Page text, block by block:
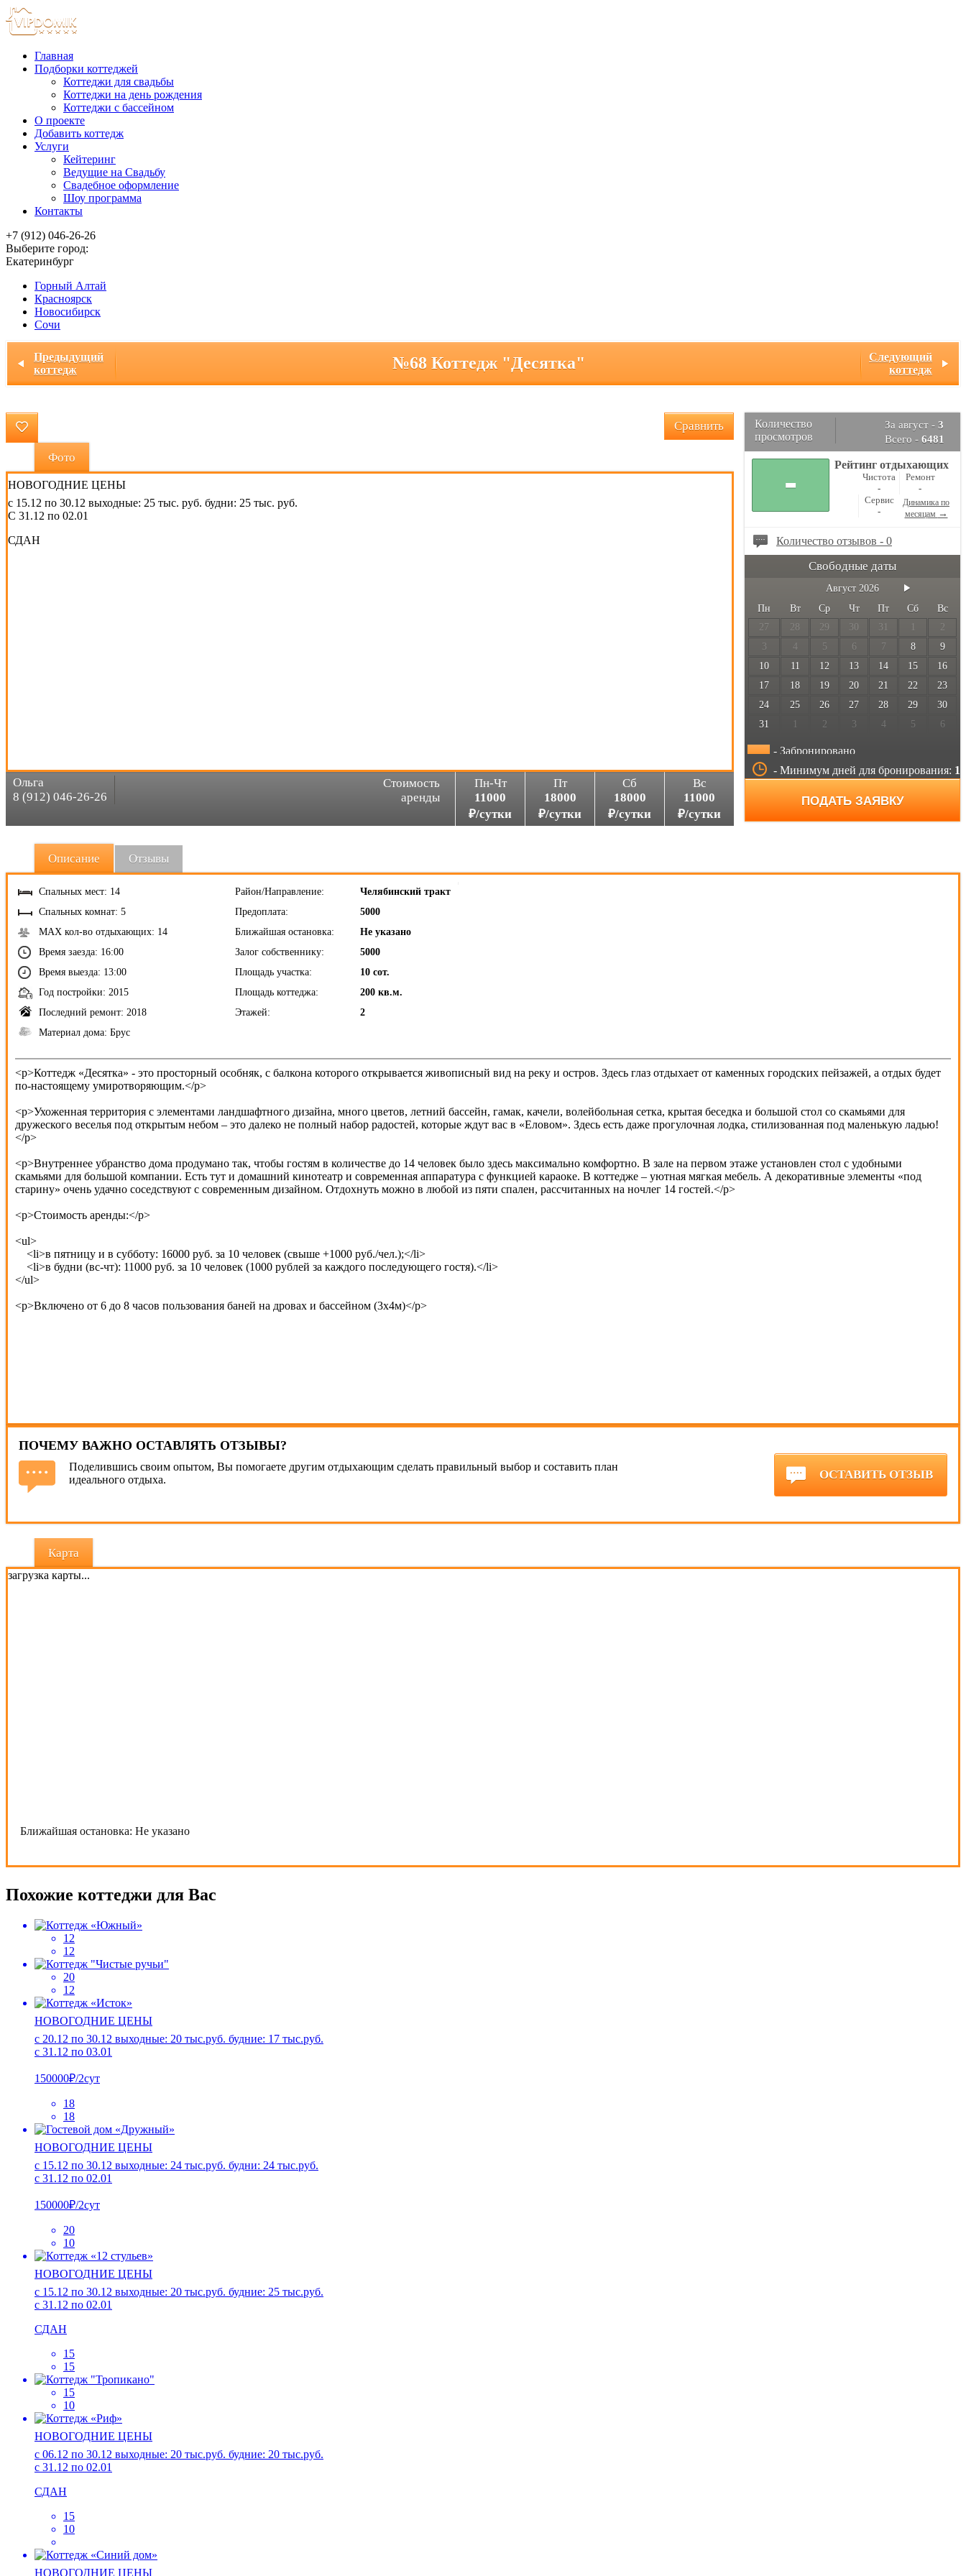
Главная
Подборки коттеджей
Коттеджи для свадьбы
Коттеджи на день рождения
Коттеджи с бассейном
О проекте
Добавить коттедж
Услуги
Кейтеринг
Ведущие на Свадьбу
Свадебное оформление
Шоу программа
Контакты
+7 (912) 046-26-26
Выберите город:
Екатеринбург
Горный Алтай
Красноярск
Новосибирск
Сочи
Предыдущий
коттедж
Следующий
коттедж
№68 Коттедж "Десятка"
Количество
просмотров
За август - 3
Всего - 6481
- Рейтинг отдыхающих
Чистота
-
Ремонт
-
Сервис
-
Динамика по
месяцам →
Количество отзывов - 0
Свободные даты
Август 2026
Пн
Вт Ср Чт Пт Сб
Вс
27
28 29 30 31
2
3
4 5 6 7 8
9
10
11 12 13 14 15
16
17
18 19 20 21 22
23
24
25 26 27 28 29
30
31
2 3 4 5 6
- Забронировано
- Минимум дней для бронирования: 1
ПОДАТЬ ЗАЯВКУ
Сравнить
Фото
НОВОГОДНИЕ ЦЕНЫ
с 15.12 по 30.12 выходные: 25 тыс. руб. будни: 25 тыс. руб.
С 31.12 по 02.01
СДАН
Ольга
8 (912) 046-26-26
Стоимость
аренды
Пн-Чт
11000
₽/сутки
Пт
18000
₽/сутки
Сб
18000
₽/сутки
Вс
11000
₽/сутки
Описание Отзывы
Спальных мест: 14
Спальных комнат: 5
MAX кол-во отдыхающих: 14
Время заезда: 16:00
Время выезда: 13:00
Год постройки: 2015
Последний ремонт: 2018
Материал дома: Брус
Район/Направление:
Челябинский тракт
Предоплата:
5000
Ближайшая остановка:
Не указано
Залог собственнику:
5000
Площадь участка:
10 сот.
Площадь коттеджа:
200 кв.м.
Этажей:
2
<p>Коттедж «Десятка» - это просторный особняк, с балкона которого открывается живописный вид на реку и остров. Здесь глаз отдыхает от каменных городских пейзажей, а отдых будет
по-настоящему умиротворяющим.</p>
<p>Ухоженная территория с элементами ландшафтного дизайна, много цветов, летний бассейн, гамак, качели, волейбольная сетка, крытая беседка и большой стол со скамьями для
дружеского веселья под открытым небом – это далеко не полный набор радостей, которые ждут вас в «Еловом». Здесь есть даже прогулочная лодка, стилизованная под маленькую ладью!
</p>
<p>Внутреннее убранство дома продумано так, чтобы гостям в количестве до 14 человек было здесь максимально комфортно. В зале на первом этаже установлен стол с удобными
скамьями для большой компании. Есть тут и домашний кинотеатр и современная аппаратура с функцией караоке. В коттедже – уютная мягкая мебель. А декоративные элементы «под
старину» очень удачно соседствуют с современным дизайном. Отдохнуть можно в любой из пяти спален, рассчитанных на ночлег 14 гостей.</p>
<p>Стоимость аренды:</p>
<ul>
<li>в пятницу и в субботу: 16000 руб. за 10 человек (свыше +1000 руб./чел.);</li>
<li>в будни (вс-чт): 11000 руб. за 10 человек (1000 рублей за каждого последующего гостя).</li>
</ul>
<p>Включено от 6 до 8 часов пользования баней на дровах и бассейном (3х4м)</p>
ПОЧЕМУ ВАЖНО ОСТАВЛЯТЬ ОТЗЫВЫ?
ОСТАВИТЬ ОТЗЫВ
Поделившись своим опытом, Вы помогаете другим отдыхающим сделать правильный выбор и составить план
идеального отдыха.
Карта
загрузка карты...
Ближайшая остановка: Не указано
Похожие коттеджи для Вас
12
12
20
12
НОВОГОДНИЕ ЦЕНЫ
с 20.12 по 30.12 выходные: 20 тыс.руб. будние: 17 тыс.руб.
с 31.12 по 03.01
150000₽/2сут
18
18
НОВОГОДНИЕ ЦЕНЫ
с 15.12 по 30.12 выходные: 24 тыс.руб. будни: 24 тыс.руб.
с 31.12 по 02.01
150000₽/2сут
20
10
НОВОГОДНИЕ ЦЕНЫ
с 15.12 по 30.12 выходные: 20 тыс.руб. будние: 25 тыс.руб.
с 31.12 по 02.01
СДАН
15
15
15
10
НОВОГОДНИЕ ЦЕНЫ
с 06.12 по 30.12 выходные: 20 тыс.руб. будние: 20 тыс.руб.
с 31.12 по 02.01
СДАН
15
10
НОВОГОДНИЕ ЦЕНЫ